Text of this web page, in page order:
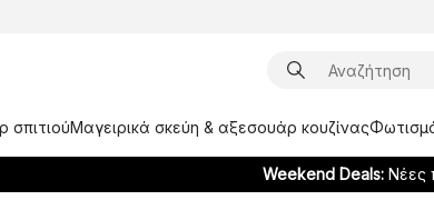
σπιτιούΜαγειρικά σκεύη & αξεσουάρ κουζίνας
Weekend Deals: Νέες